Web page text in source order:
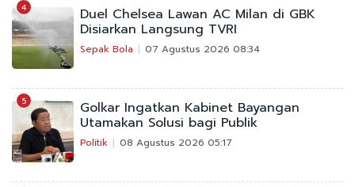
4 Duel Chelsea Lawan AC Milan di GBK
Disiarkan Langsung TVRI
Sepak Bola 07 Agustus 2026 08:34
5 Golkar Ingatkan Kabinet Bayangan
Utamakan Solusi bagi Publik
Politik 08 Agustus 2026 05:17